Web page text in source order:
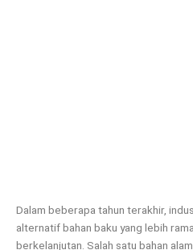
Dalam beberapa tahun terakhir,
alternatif bahan baku yang lebih
berkelanjutan. Salah satu bahan